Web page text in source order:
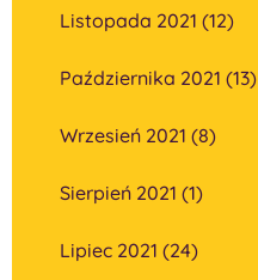
Listopada 2021 (12)
Października 2021 (13)
Wrzesień 2021 (8)
Sierpień 2021 (1)
Lipiec 2021 (24)